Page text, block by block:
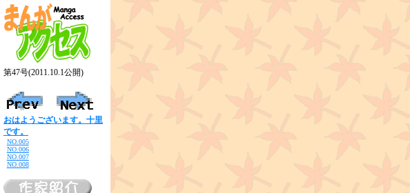
第47号(2011.10.1公開)
おはようございます。十里
です。
NO.005
NO.006
NO.007
NO.008